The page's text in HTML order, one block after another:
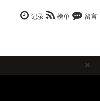
记录 榜单 留言